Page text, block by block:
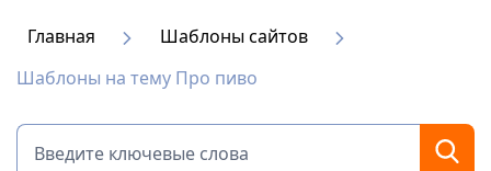
Главная
Шаблоны сайтов
Шаблоны на тему Про пиво